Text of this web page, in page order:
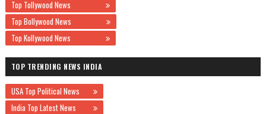
Top Tollywood News
Top Bollywood News
Top Kollywood News
TOP TRENDING NEWS INDIA
USA Top Political News
India Top Latest News